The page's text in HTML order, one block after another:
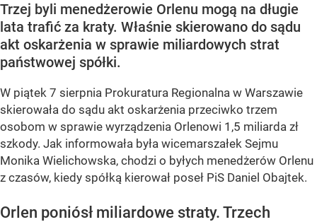
Trzej byli menedżerowie Orlenu mogą na długie
lata trafić za kraty. Właśnie skierowano do sądu
akt oskarżenia w sprawie miliardowych strat
państwowej spółki.
W piątek 7 sierpnia Prokuratura Regionalna w Warszawie
skierowała do sądu akt oskarżenia przeciwko trzem
osobom w sprawie wyrządzenia Orlenowi 1,5 miliarda zł
szkody. Jak informowała była wicemarszałek Sejmu
Monika Wielichowska, chodzi o byłych menedżerów Orlenu
z czasów, kiedy spółką kierował poseł PiS Daniel Obajtek.
Orlen poniósł miliardowe straty. Trzech